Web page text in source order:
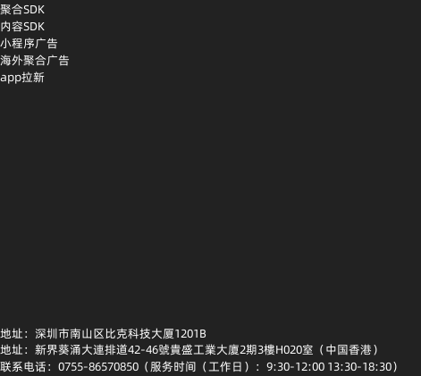
聚合SDK
内容SDK
小程序广告
海外聚合广告
app拉新
地址：深圳市南山区比克科技大厦1201B
地址：新界葵涌大連排道42-46號貴盛工業大廈2期3樓H020室（中国香港）
联系电话：0755-86570850（服务时间（工作日）：9:30-12:00 13:30-18:30）